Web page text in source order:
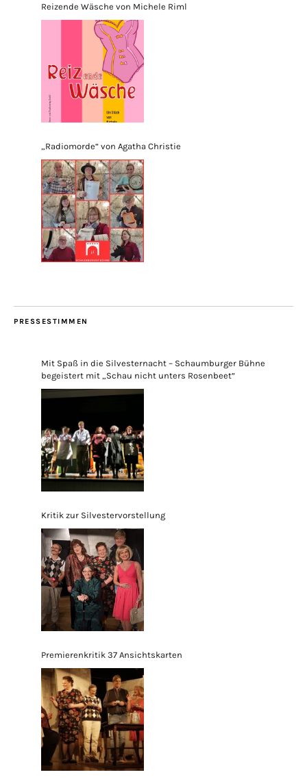
Reizende Wäsche von Michele Riml
„Radiomorde“ von Agatha Christie
PRESSESTIMMEN
Mit Spaß in die Silvesternacht – Schaumburger Bühne
begeistert mit „Schau nicht unters Rosenbeet“
Kritik zur Silvestervorstellung
Premierenkritik 37 Ansichtskarten